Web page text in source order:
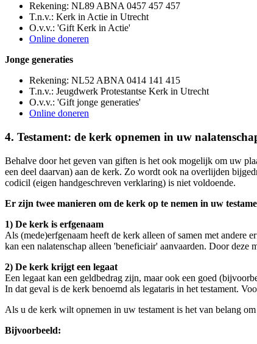
Rekening: NL89 ABNA 0457 457 457
T.n.v.: Kerk in Actie in Utrecht
O.v.v.: 'Gift Kerk in Actie'
Online doneren
Jonge generaties
Rekening: NL52 ABNA 0414 141 415
T.n.v.: Jeugdwerk Protestantse Kerk in Utrecht
O.v.v.: 'Gift jonge generaties'
Online doneren
4. Testament: de kerk opnemen in uw
Behalve door het geven van giften is het ook mogelijk om uw
een deel daarvan) aan de kerk. Zo wordt ook na overlijden
codicil (eigen handgeschreven verklaring) is niet voldoende.
Er zijn twee manieren om de kerk op te nemen in uw
1) De kerk is erfgenaam
Als (mede)erfgenaam heeft de kerk alleen of samen met andere
kan een nalatenschap alleen 'beneficiair' aanvaarden. Door deze
2) De kerk krijgt een legaat
Een legaat kan een geldbedrag zijn, maar ook een goed
In dat geval is de kerk benoemd als legataris in het testament.
Als u de kerk wilt opnemen in uw testament is het van belang
Bijvoorbeeld: